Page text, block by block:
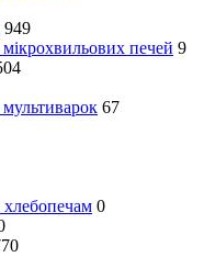
949
печей 9
67
0